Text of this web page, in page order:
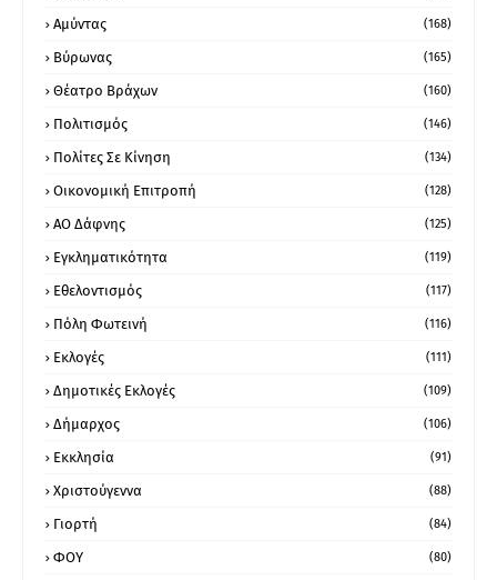
Αμύντας (168)
Βύρωνας (165)
Θέατρο Βράχων (160)
Πολιτισμός (146)
Πολίτες Σε Κίνηση (134)
Οικονομική Επιτροπή (128)
ΑΟ Δάφνης (125)
Εγκληματικότητα (119)
Εθελοντισμός (117)
Πόλη Φωτεινή (116)
Εκλογές (111)
Δημοτικές Εκλογές (109)
Δήμαρχος (106)
Εκκλησία (91)
Χριστούγεννα (88)
Γιορτή (84)
ΦΟΥ (80)